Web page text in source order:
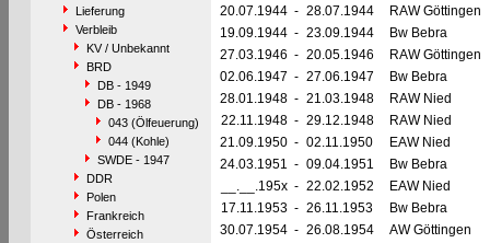
Lieferung
Verbleib
KV / Unbekannt
BRD
DB - 1949
DB - 1968
043 (Ölfeuerung)
044 (Kohle)
SWDE - 1947
DDR
Polen
Frankreich
Österreich
20.07.1944 - 28.07.1944
RAW Göttingen
19.09.1944 - 23.09.1944
Bw Bebra
27.03.1946 - 20.05.1946
RAW Göttingen
02.06.1947 - 27.06.1947
Bw Bebra
28.01.1948 - 21.03.1948
RAW Nied
22.11.1948 - 29.12.1948
RAW Nied
21.09.1950 - 02.11.1950
EAW Nied
24.03.1951 - 09.04.1951
Bw Bebra
__.__.195x - 22.02.1952
EAW Nied
17.11.1953 - 26.11.1953
Bw Bebra
30.07.1954 - 26.08.1954
AW Göttingen